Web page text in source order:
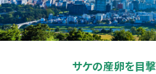
サケの産卵を目